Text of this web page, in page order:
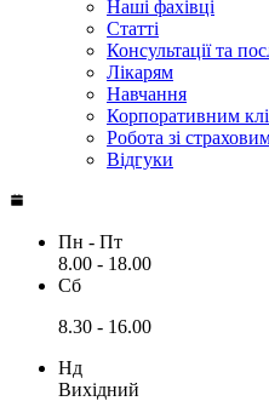
Наші фахівці
Статті
Консультації та
Лікарям
Навчання
Корпоративним
Робота зі
Відгуки
Пн - Пт
8.00 - 18.00
Сб
8.30 - 16.00
Нд
Вихідний